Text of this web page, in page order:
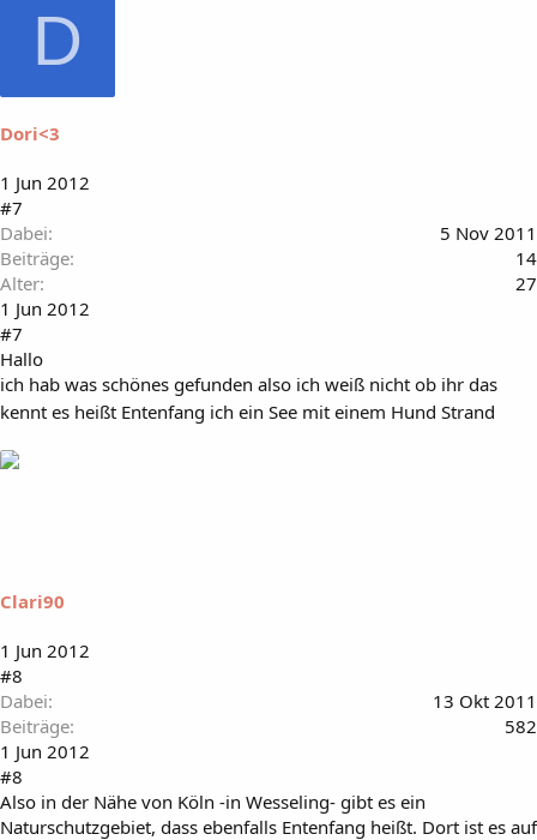
D
Dori<3
1 Jun 2012
#7
Dabei
5 Nov 2011
Beiträge
14
Alter
27
1 Jun 2012
#7
Hallo
ich hab was schönes gefunden also ich weiß nicht ob ihr das
kennt es heißt Entenfang ich ein See mit einem Hund Strand
Clari90
1 Jun 2012
#8
Dabei
13 Okt 2011
Beiträge
582
1 Jun 2012
#8
Also in der Nähe von Köln -in Wesseling- gibt es ein
Naturschutzgebiet, dass ebenfalls Entenfang heißt. Dort ist es auf